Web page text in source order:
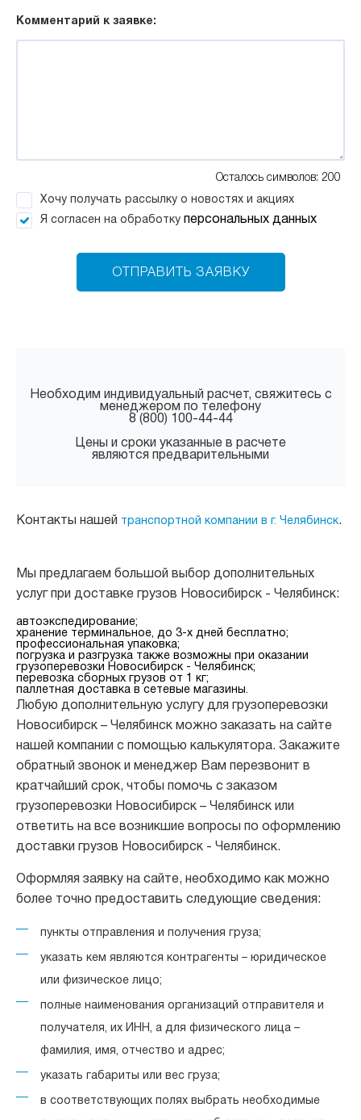
Комментарий к заявке:
Осталось символов: 200
Хочу получать рассылку о новостях и акциях
Я согласен на обработку персональных данных
Необходим индивидуальный расчет, свяжитесь с
менеджером по телефону
8 (800) 100-44-44
Цены и сроки указанные в расчете
являются предварительными
Контакты нашей транспортной компании в г. Челябинск.
Мы предлагаем большой выбор дополнительных
услуг при доставке грузов Новосибирск - Челябинск:
автоэкспедирование;
хранение терминальное, до 3-х дней бесплатно;
профессиональная упаковка;
погрузка и разгрузка также возможны при оказании
грузоперевозки Новосибирск - Челябинск;
перевозка сборных грузов от 1 кг;
паллетная доставка в сетевые магазины.
Любую дополнительную услугу для грузоперевозки
Новосибирск – Челябинск можно заказать на сайте
нашей компании с помощью калькулятора. Закажите
обратный звонок и менеджер Вам перезвонит в
кратчайший срок, чтобы помочь с заказом
грузоперевозки Новосибирск – Челябинск или
ответить на все возникшие вопросы по оформлению
доставки грузов Новосибирск - Челябинск.
Оформляя заявку на сайте, необходимо как можно
более точно предоставить следующие сведения:
пункты отправления и получения груза;
указать кем являются контрагенты – юридическое
или физическое лицо;
полные наименования организаций отправителя и
получателя, их ИНН, а для физического лица –
фамилия, имя, отчество и адрес;
указать габариты или вес груза;
в соответствующих полях выбрать необходимые